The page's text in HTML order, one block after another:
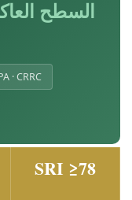
السطح
· CRRC
SRI ≥78